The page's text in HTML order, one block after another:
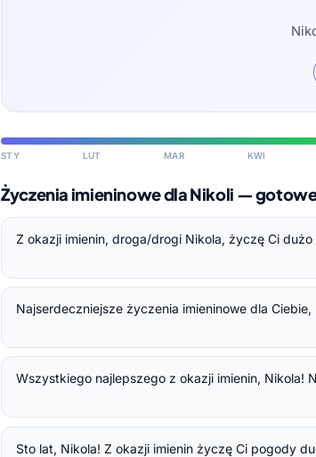
STY LUT MAR KWI
Życzenia imieninowe dla Nikoli —
Z okazji imienin, droga/drogi Nikola, życzę Ci
Najserdeczniejsze życzenia imieninowe dla
Wszystkiego najlepszego z okazji imienin, Nikola!
Sto lat, Nikola! Z okazji imienin życzę Ci pogody